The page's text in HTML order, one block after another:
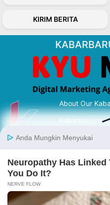
KIRIM BERITA
About Our
Kabarbaru.co
serta
Follow